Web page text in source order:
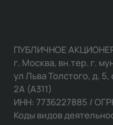
ПУБЛИЧНОЕ
г. Москва, вн.тер. г.
ул Льва Толстого, д.
2А (А311)
ИНН: 7736227885 /
Коды видов